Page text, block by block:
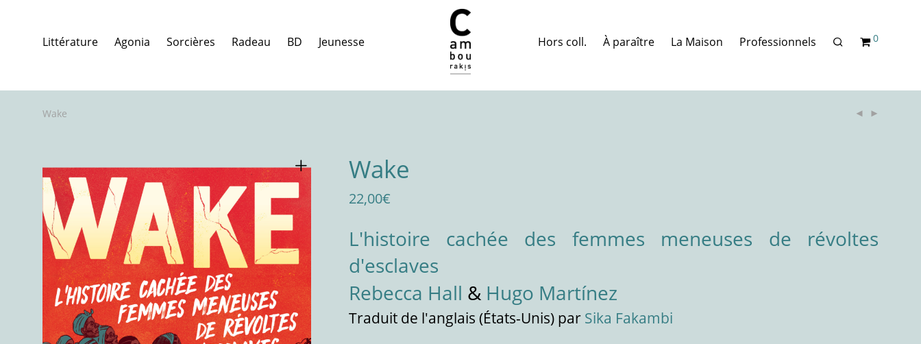
Littérature Agonia Sorcières Radeau BD Jeunesse Hors coll. À paraître La Maison Professionnels 0
Wake
Wake
22,00€
L'histoire cachée des femmes meneuses de révoltes
d'esclaves
Rebecca Hall & Hugo Martínez
Traduit de l'anglais (États-Unis) par Sika Fakambi